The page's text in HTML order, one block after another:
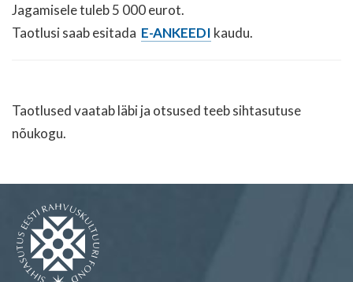
Jagamisele tuleb 5 000 eurot.
Taotlusi saab esitada E-ANKEEDI kaudu.
Taotlused vaatab läbi ja otsused teeb sihtasutuse
nõukogu.